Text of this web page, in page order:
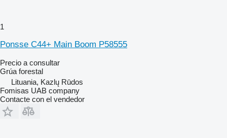
1
Ponsse C44+ Main Boom P58555
Precio a consultar
Grúa forestal
Lituania, Kazlų Rūdos
Fomisas UAB company
Contacte con el vendedor